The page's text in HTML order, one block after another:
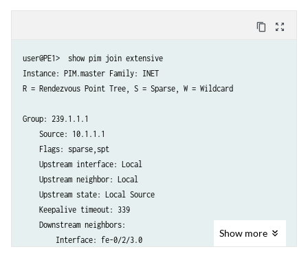
content_copy zoom_out_map
user@PE1>  show pim join extensive
Instance: PIM.master Family: INET
R = Rendezvous Point Tree, S = Sparse, W = Wildcard
Group: 239.1.1.1
    Source: 10.1.1.1
    Flags: sparse,spt
    Upstream interface: Local
    Upstream neighbor: Local
    Upstream state: Local Source
    Keepalive timeout: 339
    Downstream neighbors:
        Interface: fe-0/2/3.0
Show more